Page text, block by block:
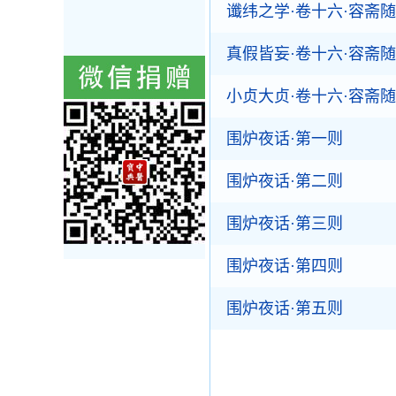
谶纬之学·卷十六·容斋
真假皆妄·卷十六·容斋
小贞大贞·卷十六·容斋
围炉夜话·第一则
围炉夜话·第二则
围炉夜话·第三则
围炉夜话·第四则
围炉夜话·第五则